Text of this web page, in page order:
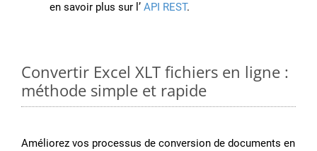
en savoir plus sur l’ API REST.
Convertir Excel XLT fichiers en ligne :
méthode simple et rapide
Améliorez vos processus de conversion de documents en